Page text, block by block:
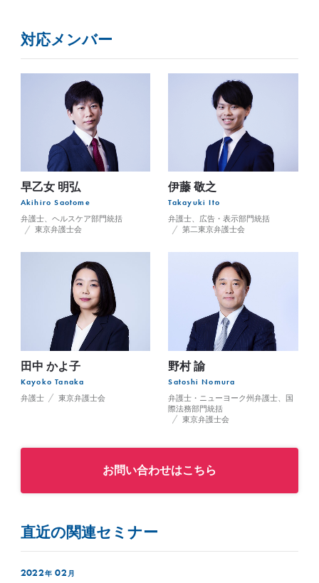
対応メンバー
早乙女 明弘
Akihiro Saotome
弁護士、ヘルスケア部門統括
東京弁護士会
伊藤 敬之
Takayuki Ito
弁護士、広告・表示部門統括
第二東京弁護士会
田中 かよ子
Kayoko Tanaka
弁護士 東京弁護士会
野村 諭
Satoshi Nomura
弁護士・ニューヨーク州弁護士、国
際法務部門統括
東京弁護士会
お問い合わせはこちら
直近の関連セミナー
2022年 02 月